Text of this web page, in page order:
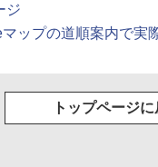
ジ
ップの道順案内で実
トップページに